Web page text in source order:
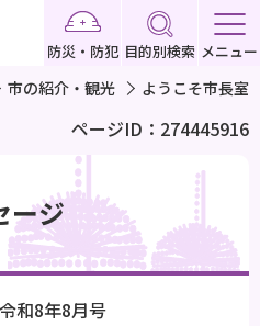
防災・防犯 目的別検索 メニュー
市の紹介・観光 ようこそ市長室
ページID：274445916
ージ
和8年8月号